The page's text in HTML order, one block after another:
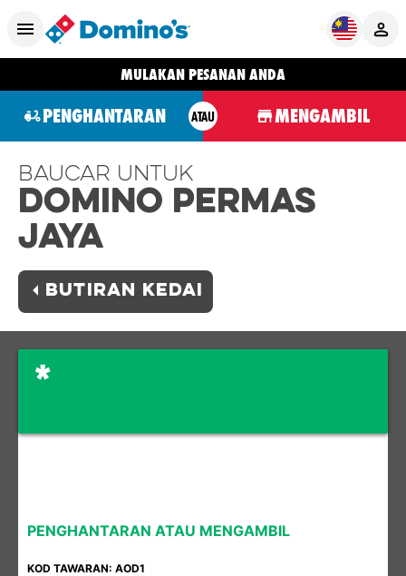
MULAKAN PESANAN ANDA
PENGHANTARAN ATAU MENGAMBIL
Baucar Untuk
Domino PERMAS
JAYA
BUTIRAN KEDAI
*
PENGHANTARAN ATAU MENGAMBIL
KOD TAWARAN: AOD1